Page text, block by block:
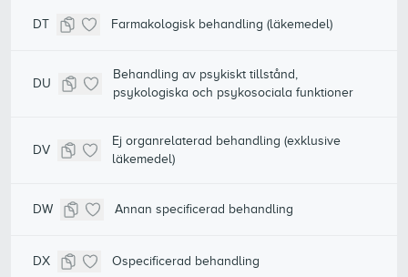
DT Farmakologisk behandling (läkemedel)
DU
Behandling av psykiskt tillstånd,
psykologiska och psykosociala funktioner
DV
Ej organrelaterad behandling (exklusive
läkemedel)
DW Annan specificerad behandling
DX Ospecificerad behandling